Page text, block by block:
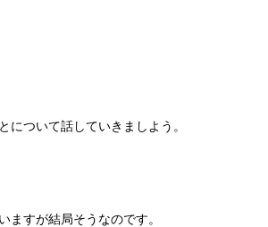
ついて話していきましよう。
すが結局そうなのです。